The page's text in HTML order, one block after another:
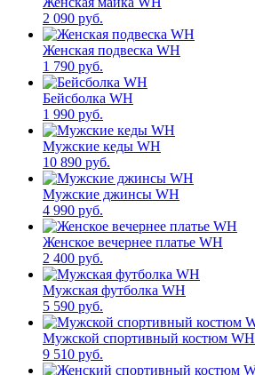
2 090 руб.
Женская подвеска WH
1 790 руб.
Бейсболка WH
1 990 руб.
Мужские кеды WH
10 890 руб.
Мужские джинсы WH
4 990 руб.
Женское вечернее платье WH
2 400 руб.
Мужская футболка WH
5 590 руб.
Мужской спортивный костюм WH
9 510 руб.